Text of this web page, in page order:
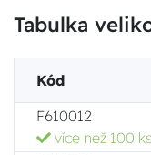
Tabulka
Kód
F610012
více než 100 ks